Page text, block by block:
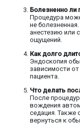
Болезненно ли
Процедура
не
анестезию или
ощущений.
Как долго
Эндоскопия
зависимости
пациента.
Что делать
После
вождения
седация. Также
вернуться к